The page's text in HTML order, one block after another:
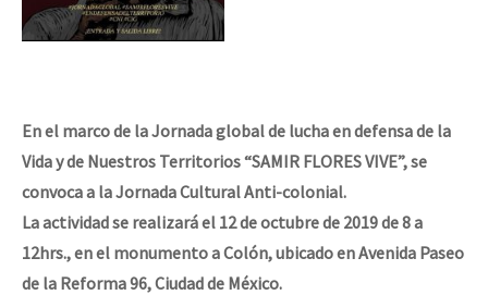
En el marco de la Jornada global de lucha en defensa de la
Vida y de Nuestros Territorios “SAMIR FLORES VIVE”, se
convoca a la Jornada Cultural Anti-colonial.
La actividad se realizará el 12 de octubre de 2019 de 8 a
12hrs., en el monumento a Colón, ubicado en Avenida Paseo
de la Reforma 96, Ciudad de México.